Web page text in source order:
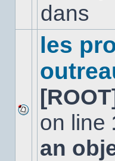
sujet.
dans
Aucun
nouveau
message
non-
les
on line
an